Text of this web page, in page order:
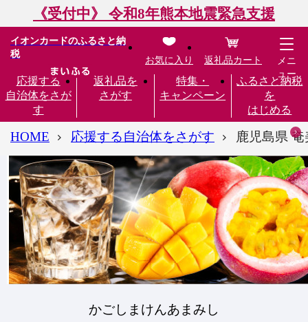
《受付中》 令和8年熊本地震緊急支援
イオンカードのふるさと納
税
応援する
自治体をさが
す
返礼品を
さがす
特集・
キャンペーン
ふるさと納税
を
はじめる
お気に入り 返礼品カート
メニ
ュー
HOME 応援する自治体をさがす 鹿児島県 奄
かごしまけんあまみし